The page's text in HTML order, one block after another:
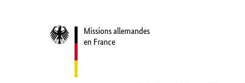
Missions allemandes
en France